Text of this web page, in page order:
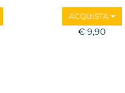
ACQUISTA
€ 9,90